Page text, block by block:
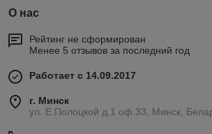
О нас
Рейтинг не сформирован
Менее 5 отзывов за последний год
Работает с 14.09.2017
г. Минск
ул. Е.Полоцкой д.1 оф.33, Минск,